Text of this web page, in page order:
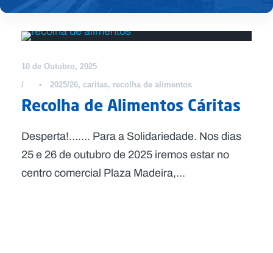
10 de Outubro, 2025
•
2025/26, caritas, recolha de alimentos
Recolha de Alimentos Cáritas
Desperta!……. Para a Solidariedade. Nos dias
25 e 26 de outubro de 2025 iremos estar no
centro comercial Plaza Madeira,...